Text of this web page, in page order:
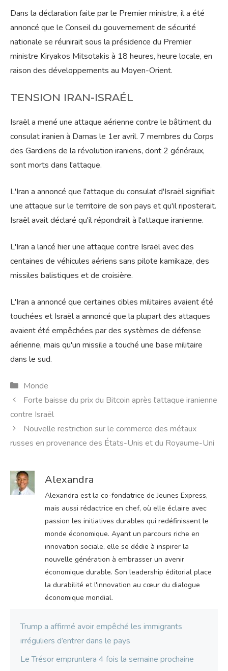
Dans la déclaration faite par le Premier ministre, il a été
annoncé que le Conseil du gouvernement de sécurité
nationale se réunirait sous la présidence du Premier
ministre Kiryakos Mitsotakis à 18 heures, heure locale, en
raison des développements au Moyen-Orient.
TENSION IRAN-ISRAÉL
Israël a mené une attaque aérienne contre le bâtiment du
consulat iranien à Damas le 1er avril. 7 membres du Corps
des Gardiens de la révolution iraniens, dont 2 généraux,
sont morts dans l'attaque.
L'Iran a annoncé que l'attaque du consulat d'Israël signifiait
une attaque sur le territoire de son pays et qu'il riposterait.
Israël avait déclaré qu'il répondrait à l'attaque iranienne.
L'Iran a lancé hier une attaque contre Israël avec des
centaines de véhicules aériens sans pilote kamikaze, des
missiles balistiques et de croisière.
L'Iran a annoncé que certaines cibles militaires avaient été
touchées et Israël a annoncé que la plupart des attaques
avaient été empêchées par des systèmes de défense
aérienne, mais qu'un missile a touché une base militaire
dans le sud.
Catégories
Monde
Forte baisse du prix du Bitcoin après l'attaque iranienne
contre Israël
Nouvelle restriction sur le commerce des métaux
russes en provenance des États-Unis et du Royaume-Uni
Alexandra
Alexandra est la co-fondatrice de Jeunes Express,
mais aussi rédactrice en chef, où elle éclaire avec
passion les initiatives durables qui redéfinissent le
monde économique. Ayant un parcours riche en
innovation sociale, elle se dédie à inspirer la
nouvelle génération à embrasser un avenir
économique durable. Son leadership éditorial place
la durabilité et l'innovation au cœur du dialogue
économique mondial.
Trump a affirmé avoir empêché les immigrants
irréguliers d’entrer dans le pays
Le Trésor empruntera 4 fois la semaine prochaine